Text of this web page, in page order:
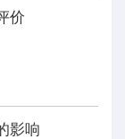
价
影响